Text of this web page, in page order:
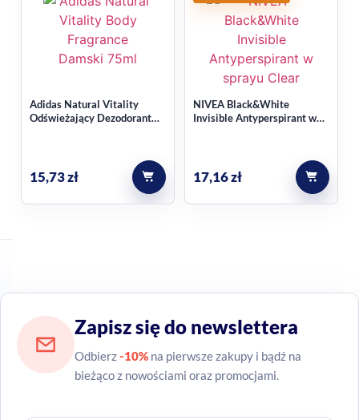
Adidas Natural Vitality
Odświeżający Dezodorant
15,73zł
NIVEA Black&White
Invisible Antyperspirant w
17,16zł
Zapisz się do newslettera
Odbierz-10% na pierwsze zakupy i bądź na
bieżąco z nowościami oraz promocjami.